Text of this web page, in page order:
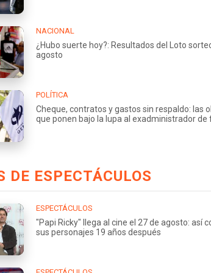
NACIONAL
¿Hubo suerte hoy?: Resultados del Loto
agosto
POLÍTICA
Cheque, contratos y gastos sin respaldo: las
que ponen bajo la lupa al exadministrador de
DE ESPECTÁCULOS
ESPECTÁCULOS
"Papi Ricky" llega al cine el 27 de agosto: así
sus personajes 19 años después